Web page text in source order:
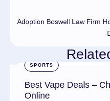
Adoption Boswell Law Firm
SPORTS
Best Vape Deals –
Online